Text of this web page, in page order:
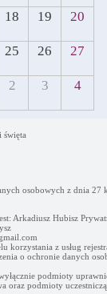
18 19 20
25 26 27
2 3 4
święta
osobowych z dnia 27
Arkadiusz Hubisz
korzystania z usług
o ochronie danych
podmioty
oraz podmioty